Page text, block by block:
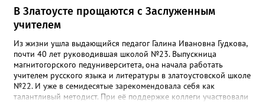
В Златоусте прощаются с Заслуженным
учителем
Из жизни ушла выдающийся педагог Галина Ивановна Гудкова,
почти 40 лет руководившая школой №23. Выпускница
магнитогорского педуниверситета, она начала работать
учителем русского языка и литературы в златоустовской школе
№22. И уже в семидесятые зарекомендовала себя как
талантливый методист. При её поддержке коллеги участвовали